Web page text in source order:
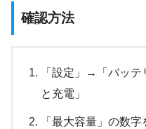
確認方法
「設定」→「バッ
と充電」
「最大容量」の数